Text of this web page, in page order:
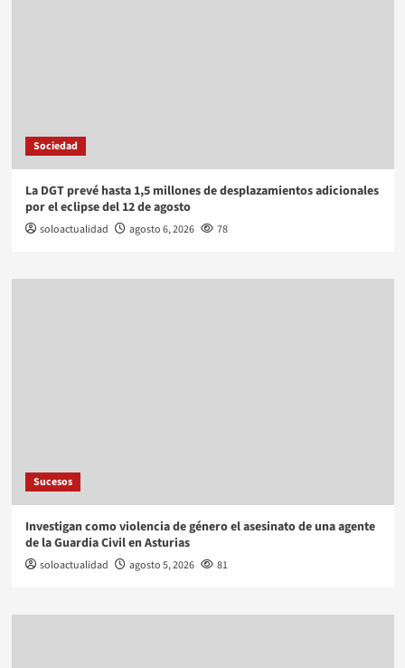
Sociedad
La DGT prevé hasta 1,5 millones de desplazamientos adicionales
por el eclipse del 12 de agosto
soloactualidad agosto 6, 2026 78
Sucesos
Investigan como violencia de género el asesinato de una agente
de la Guardia Civil en Asturias
soloactualidad agosto 5, 2026 81